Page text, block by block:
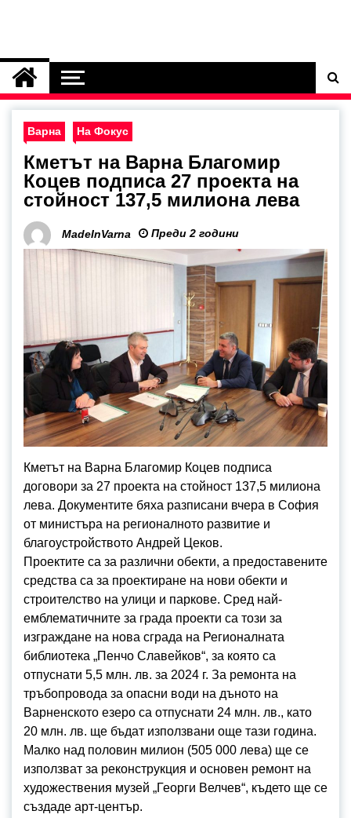
Варна На Фокус
Кметът на Варна Благомир
Коцев подписа 27 проекта на
стойност 137,5 милиона лева
MadeInVarna Преди 2 години
Кметът на Варна Благомир Коцев подписа
договори за 27 проекта на стойност 137,5 милиона
лева. Документите бяха разписани вчера в София
от министъра на регионалното развитие и
благоустройството Андрей Цеков.
Проектите са за различни обекти, а предоставените
средства са за проектиране на нови обекти и
строителство на улици и паркове. Сред най-
емблематичните за града проекти са този за
изграждане на нова сграда на Регионалната
библиотека „Пенчо Славейков“, за която са
отпуснати 5,5 млн. лв. за 2024 г. За ремонта на
тръбопровода за опасни води на дъното на
Варненското езеро са отпуснати 24 млн. лв., като
20 млн. лв. ще бъдат използвани още тази година.
Малко над половин милион (505 000 лева) ще се
използват за реконструкция и основен ремонт на
художествения музей „Георги Велчев“, където ще се
създаде арт-център.